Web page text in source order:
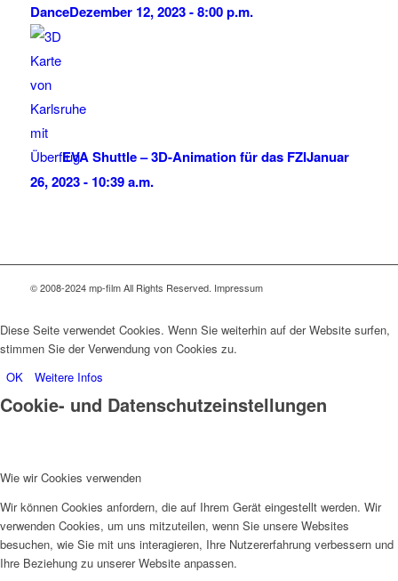
DanceDezember 12, 2023 - 8:00 p.m.
EVA Shuttle – 3D-Animation für das FZIJanuar
26, 2023 - 10:39 a.m.
© 2008-2024 mp-film All Rights Reserved. Impressum
Diese Seite verwendet Cookies. Wenn Sie weiterhin auf der Website surfen,
stimmen Sie der Verwendung von Cookies zu.
OK
Weitere Infos
Cookie- und Datenschutzeinstellungen
Wie wir Cookies verwenden
Wir können Cookies anfordern, die auf Ihrem Gerät eingestellt werden. Wir
verwenden Cookies, um uns mitzuteilen, wenn Sie unsere Websites
besuchen, wie Sie mit uns interagieren, Ihre Nutzererfahrung verbessern und
Ihre Beziehung zu unserer Website anpassen.